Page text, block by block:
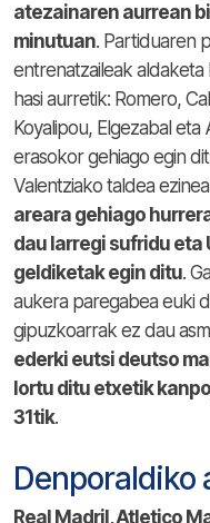
atezainaren aurrean
minutuan. Partiduaren
entrenatzaileak
hasi aurretik: Romero,
Koyalipou, Elgezabal
erasokor gehiago egin
Valentziako taldea
areara gehiago
dau larregi sufridu eta
geldiketak egin ditu.
aukera paregabea euki
gipuzkoarrak ez dau
ederki eutsi deutso
lortu ditu etxetik
31tik.
Denporaldiko
Real Madril, Atletico